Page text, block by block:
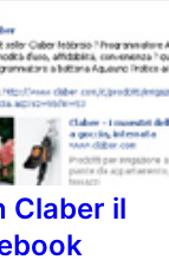
Claber il